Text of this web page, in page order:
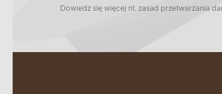
Dowiedz się więcej nt. zasad przetwarzania